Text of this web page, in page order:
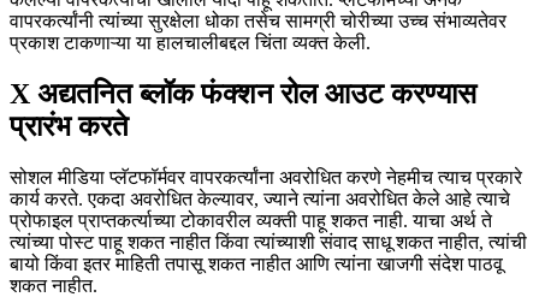
वापरकर्त्यांनी त्यांच्या सुरक्षेला धोका तसेच सामग्री चोरीच्या उच्च संभाव्यतेवर
प्रकाश टाकणाऱ्या या हालचालीबद्दल चिंता व्यक्त केली.
X अद्यतनित ब्लॉक फंक्शन रोल आउट करण्यास
प्रारंभ करते
सोशल मीडिया प्लॅटफॉर्मवर वापरकर्त्यांना अवरोधित करणे नेहमीच त्याच प्रकारे
कार्य करते. एकदा अवरोधित केल्यावर, ज्याने त्यांना अवरोधित केले आहे त्याचे
प्रोफाइल प्राप्तकर्त्याच्या टोकावरील व्यक्ती पाहू शकत नाही. याचा अर्थ ते
त्यांच्या पोस्ट पाहू शकत नाहीत किंवा त्यांच्याशी संवाद साधू शकत नाहीत, त्यांची
बायो किंवा इतर माहिती तपासू शकत नाहीत आणि त्यांना खाजगी संदेश पाठवू
शकत नाहीत.